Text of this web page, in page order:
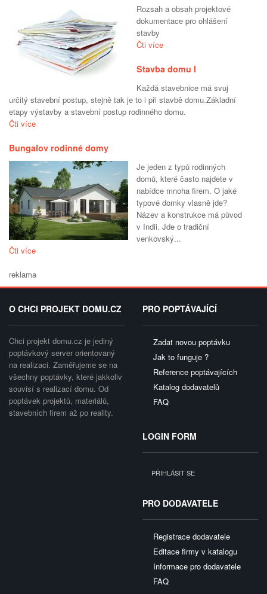
Rozsah a obsah projektové
dokumentace pro ohlášení
stavby
Čti více
Stavba domu I
Každá stavebnice má svuj
určitý stavební postup, stejně tak je to i při stavbě domu.Základní
etapy výstavby a stavební postup rodinného domu.
Čti více
Bungalov rodinné domy
Je jeden z typů rodinných
domů, které často najdete v
nabídce mnoha firem. O jaké
typové domky vlasně jde?
Název a konstrukce má původ
v Indii. Jde o tradiční
venkovský...
Čti více
reklama
O CHCI PROJEKT DOMU.CZ
Chci projekt domu.cz je jediný
poptávkový server orientovaný
na realizaci. Zaměřujeme se na
všechny poptávky, které jakkoliv
souvisí s realizací domu. Od
poptávek projektů, materiálů,
stavebních firem až po reality.
PRO POPTÁVAJÍCÍ
Zadat novou poptávku
Jak to funguje ?
Reference poptávajících
Katalog dodavatelů
FAQ
LOGIN FORM
PŘIHLÁSIT SE
PRO DODAVATELE
Registrace dodavatele
Editace firmy v katalogu
Informace pro dodavatele
FAQ